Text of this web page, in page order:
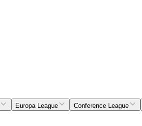
Europa League
Conference League